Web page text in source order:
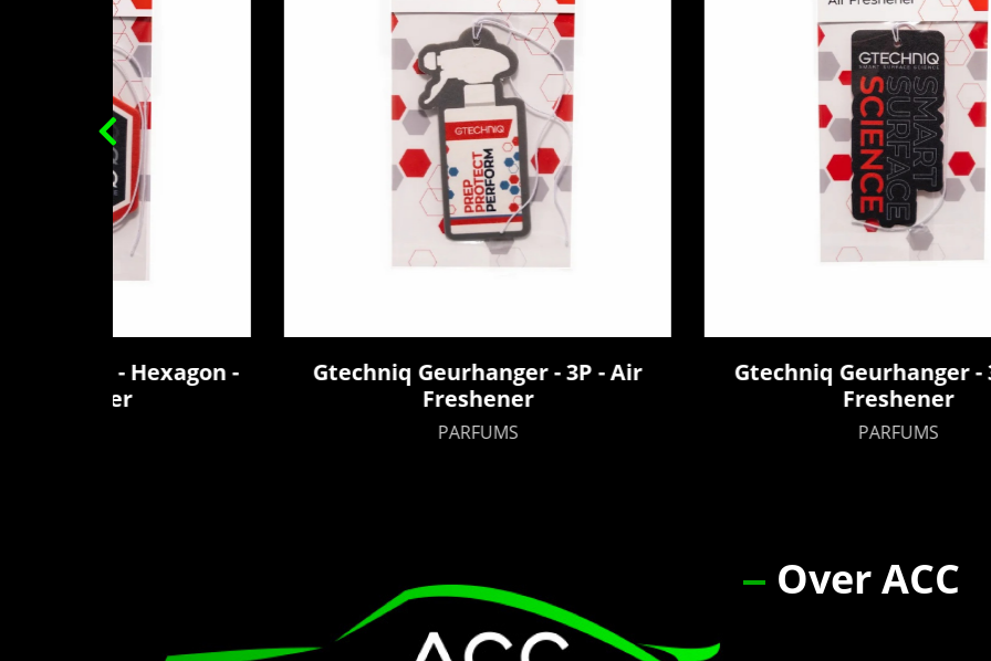
Gtechniq Geurhanger - 3P - Air
Gtechniq Geurhanger - 3S - Air
Over ACC